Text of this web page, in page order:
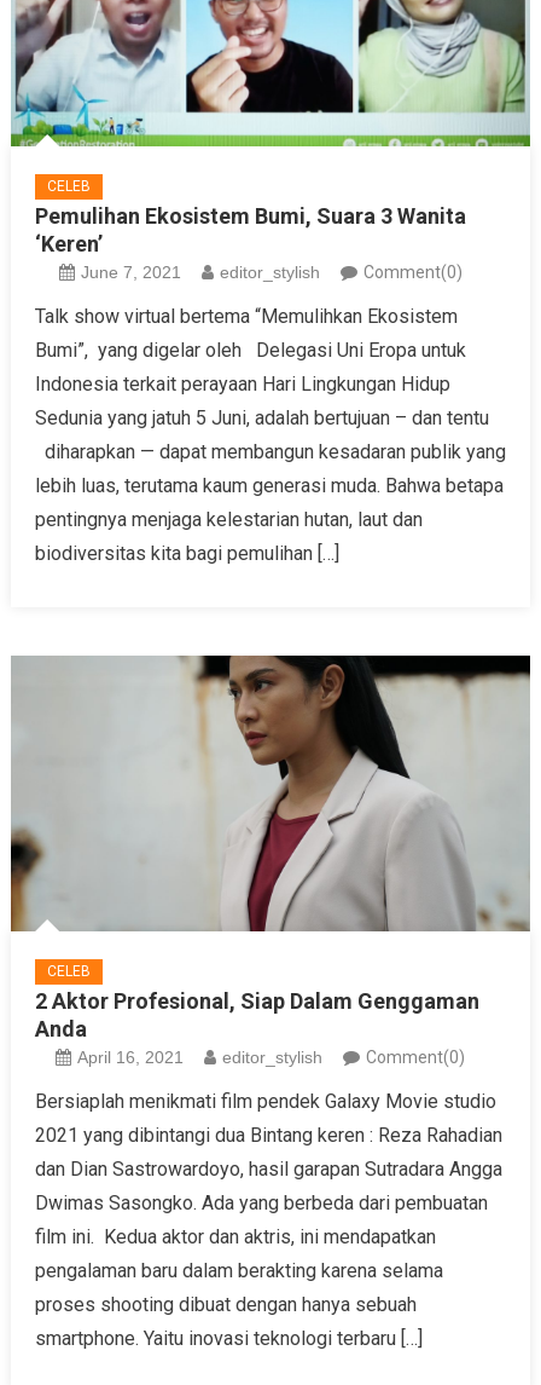
CELEB
Pemulihan Ekosistem Bumi, Suara 3 Wanita
‘Keren’
June 7, 2021 editor_stylish Comment(0)
Talk show virtual bertema “Memulihkan Ekosistem
Bumi”, yang digelar oleh Delegasi Uni Eropa untuk
Indonesia terkait perayaan Hari Lingkungan Hidup
Sedunia yang jatuh 5 Juni, adalah bertujuan – dan tentu
diharapkan — dapat membangun kesadaran publik yang
lebih luas, terutama kaum generasi muda. Bahwa betapa
pentingnya menjaga kelestarian hutan, laut dan
biodiversitas kita bagi pemulihan […]
CELEB
2 Aktor Profesional, Siap Dalam Genggaman
Anda
April 16, 2021 editor_stylish Comment(0)
Bersiaplah menikmati film pendek Galaxy Movie studio
2021 yang dibintangi dua Bintang keren : Reza Rahadian
dan Dian Sastrowardoyo, hasil garapan Sutradara Angga
Dwimas Sasongko. Ada yang berbeda dari pembuatan
film ini. Kedua aktor dan aktris, ini mendapatkan
pengalaman baru dalam berakting karena selama
proses shooting dibuat dengan hanya sebuah
smartphone. Yaitu inovasi teknologi terbaru […]